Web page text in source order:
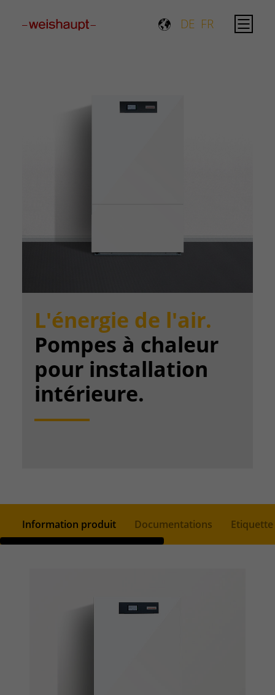
DE FR
L'énergie de l'air.
Pompes à chaleur
pour installation
intérieure.
Information produit Documentations Etiquette